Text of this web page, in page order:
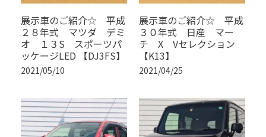
展示車のご紹介☆ 平成
２８年式 マツダ デミ
オ １３S スポーツパ
ッケージLED 【DJ3FS】
2021/05/10
展示車のご紹介☆ 平成
３０年式 日産 マー
チ X Vセレクション
【K13】
2021/04/25